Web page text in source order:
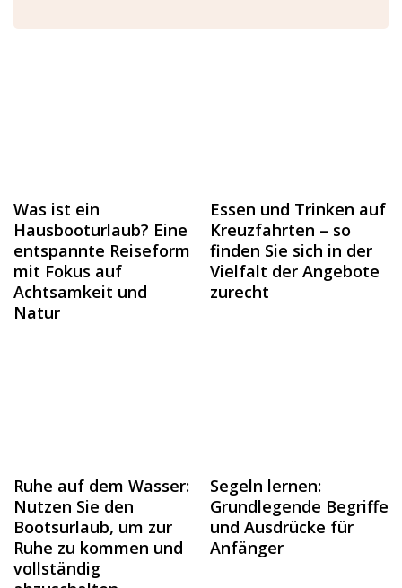
Was ist ein
Hausbooturlaub? Eine
entspannte Reiseform
mit Fokus auf
Achtsamkeit und
Natur
Essen und Trinken auf
Kreuzfahrten – so
finden Sie sich in der
Vielfalt der Angebote
zurecht
Ruhe auf dem Wasser:
Nutzen Sie den
Bootsurlaub, um zur
Ruhe zu kommen und
vollständig
Segeln lernen:
Grundlegende Begriffe
und Ausdrücke für
Anfänger